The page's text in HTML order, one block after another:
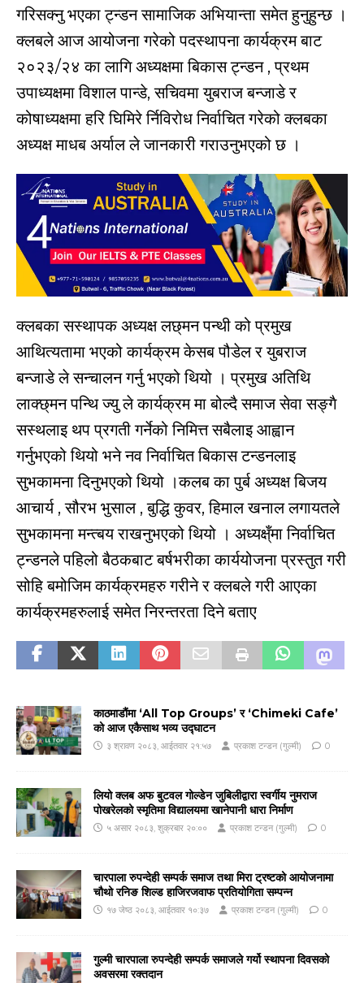
गरिसक्नु भएका ट्न्डन सामाजिक अभियान्ता समेत हुनुहुन्छ ।
क्लबले आज आयोजना गरेको पदस्थापना कार्यक्रम बाट
२०२३/२४ का लागि अध्यक्षमा बिकास ट्न्डन , प्रथम
उपाध्यक्षमा विशाल पान्डे, सचिवमा युबराज बन्जाडे र
कोषाध्यक्षमा हरि घिमिरे र्निविरोध निर्वाचित गरेको क्लबका
अध्यक्ष माधब अर्याल ले जानकारी गराउनुभएको छ ।
क्लबका सस्थापक अध्यक्ष लछ्मन पन्थी को प्रमुख
आथित्यतामा भएको कार्यक्रम केसब पौडेल र युबराज
बन्जाडे ले सन्चालन गर्नु भएको थियो । प्रमुख अतिथि
लाक्छ्मन पन्थि ज्यु ले कार्यक्रम मा बोल्दै समाज सेवा सङ्गै
सस्थलाइ थप प्रगती गर्नेको निमित्त सबैलाइ आह्वान
गर्नुभएको थियो भने नव निर्वाचित बिकास टन्डनलाइ
सुभकामना दिनुभएको थियो ।कलब का पुर्ब अध्यक्ष बिजय
आचार्य , सौरभ भुसाल , बुद्धि कुवर, हिमाल खनाल लगायतले
सुभकामना मन्त्बय राखनुभएको थियो । अध्यक्ष्ँमा निर्वाचित
ट्न्डनले पहिलो बैठकबाट बर्षभरीका कार्ययोजना प्रस्तुत गरी
सोहि बमोजिम कार्यक्रमहरु गरीने र क्लबले गरी आएका
कार्यक्रमहरुलाई समेत निरन्तरता दिने बताए
काठमाडौंमा ‘All Top Groups’ र ‘Chimeki Cafe’
को आज एकैसाथ भव्य उद्घाटन
३ श्रावण २०८३, आईतवार २१:५७ प्रकाश टन्डन (गुल्मी) 0
लियो क्लब अफ बुटवल गोल्डेन जुबिलीद्वारा स्वर्गीय नुमराज
पोखरेलको स्मृतिमा विद्यालयमा खानेपानी धारा निर्माण
५ असार २०८३, शुक्रबार २०:०० प्रकाश टन्डन (गुल्मी) 0
चारपाला रुपन्देही सम्पर्क समाज तथा मिरा ट्रष्टको आयोजनामा
चौथो रनिङ शिल्ड हाजिरजवाफ प्रतियोगिता सम्पन्न
१७ जेष्ठ २०८३, आईतवार १०:३७ प्रकाश टन्डन (गुल्मी) 0
गुल्मी चारपाला रुपन्देही सम्पर्क समाजले गर्यो स्थापना दिवसको
अवसरमा रक्तदान